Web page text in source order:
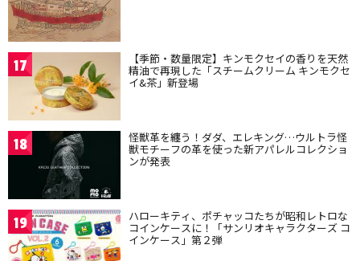
17 【季節・数量限定】キンモクセイの香りを天然
精油で再現した「スチームクリーム キンモクセ
イ&茶」新登場
18 怪獣革を纏う！ダダ、エレキング…ウルトラ怪
獣モチーフの革を使った新アパレルコレクショ
ンが発表
19 ハローキティ、ポチャッコたちが昭和レトロな
コインケースに！「サンリオキャラクターズ コ
インケース」第２弾